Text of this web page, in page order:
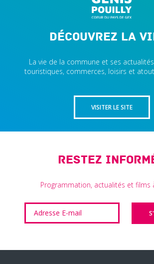
Découvrez la
La vie de la commune et ses
touristiques, commerces, loisirs et
VISITER LE SITE
Restez
Programmation, actualités et films